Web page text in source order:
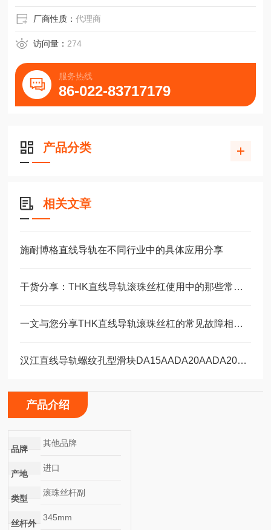
厂商性质：代理商
访问量： 274
服务热线
86-022-83717179
产品分类
相关文章
施耐博格直线导轨在不同行业中的具体应用分享
干货分享：THK直线导轨滚珠丝杠使用中的那些常见故障与解决技巧
一文与您分享THK直线导轨滚珠丝杠的常见故障相应解决方法
汉江直线导轨螺纹孔型滑块DA15AADA20AADA20AAL
产品介绍
品牌
其他品牌
产地
进口
类型
滚珠丝杆副
丝杆外
345mm